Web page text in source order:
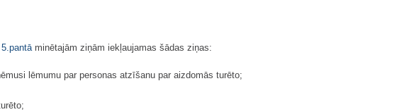
5.pantāminētajām ziņām iekļaujamas šādas ziņas:
lēmumu par personas atzīšanu par aizdomās turēto;